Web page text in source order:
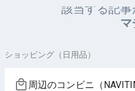
該当する記
マ
ショッピング（日用品）
周辺のコンビニ（